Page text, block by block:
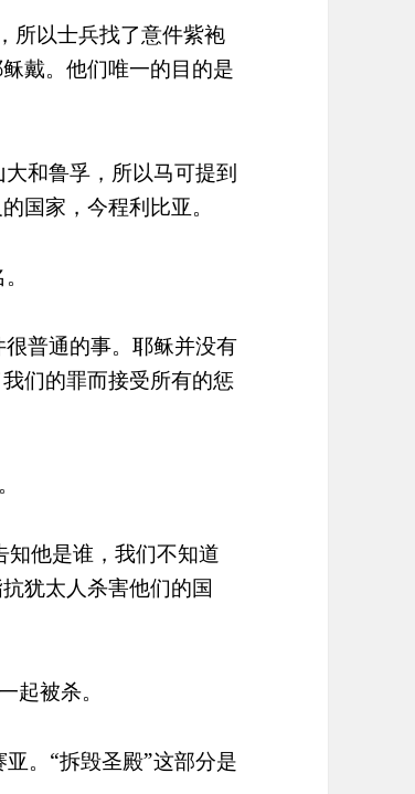
所以士兵找了意件紫袍
戴。他们唯一的目的是
和鲁孚，所以马可提到
国家，今程利比亚。
普通的事。耶稣并没有
们的罪而接受所有的惩
他是谁，我们不知道
犹太人杀害他们的国
被杀。
。“拆毁圣殿”这部分是